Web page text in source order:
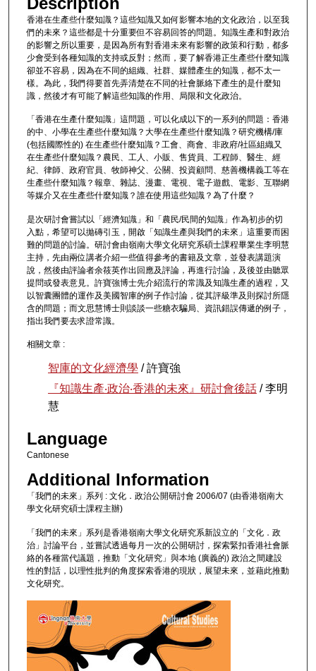
香港在生產些什麼知識？這些知識又如何影響本地的文化政治，以至我
們的未來？這些都是十分重要但不容易回答的問題。知識生產和對政治
的影響之所以重要，是因為所有對香港未來有影響的政策和行動，都多
少會受到各種知識的支持或反對；然而，要了解香港正生產些什麼知識
卻並不容易，因為在不同的組織、社群、媒體產生的知識，都不太一
樣。為此，我們得要首先弄清楚在不同的社會脈絡下產生的是什麼知
識，然後才有可能了解這些知識的作用、局限和文化政治。
「香港在生產什麼知識」這問題，可以化成以下的一系列的問題：香港
的中、小學在生產些什麼知識？大學在生產些什麼知識？研究機構/庫
(包括國際性的) 在生產些什麼知識？工會、商會、非政府/社區組織又
在生產些什麼知識？農民、工人、小販、售貨員、工程師、醫生、經
紀、律師、政府官員、牧師神父、公關、投資顧問、慈善機構義工等在
生產些什麼知識？報章、雜誌、漫畫、電視、電子遊戲、電影、互聯網
等媒介又在生產些什麼知識？誰在使用這些知識？為了什麼？
是次研討會嘗試以「經濟知識」和「農民/民間的知識」作為初步的切
入點，希望可以拋磚引玉，開啟「知識生產與我們的未來」這重要而困
難的問題的討論。研討會由嶺南大學文化研究系碩士課程畢業生李明慧
主持，先由兩位講者介紹一些值得參考的書籍及文章，並發表講題演
說，然後由評論者余筱英作出回應及評論，再進行討論，及後並由聽眾
提問或發表意見。許寶強博士先介紹流行的常識及知識生產的過程，又
以智囊團體的運作及美國智庫的例子作討論，從其評級準及則探討所隱
含的問題；而文思慧博士則談談一些糖衣騙局、資訊錯誤傳遞的例子，
指出我們要去求證常識。
相關文章 :
智庫的文化經濟學/ 許寶強
『知識生產‧政治‧香港的未來』研討會後話/ 李明
慧
Language
Cantonese
Additional Information
「我們的未來」系列 : 文化．政治公開研討會 2006/07 (由香港嶺南大
學文化研究碩士課程主辦)
「我們的未來」系列是香港嶺南大學文化研究系新設立的「文化．政
治」討論平台，並嘗試透過每月一次的公開研討，探索緊扣香港社會脈
絡的各種當代議題，推動「文化研究」與本地 (廣義的) 政治之間建設
性的對話，以理性批判的角度探索香港的現狀，展望未來，並藉此推動
文化研究。